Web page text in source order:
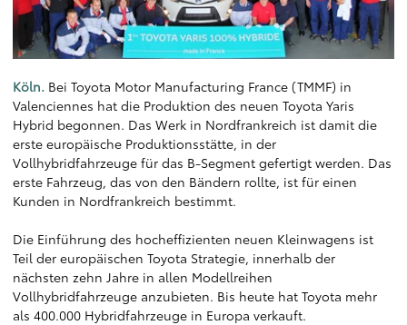
Köln. Bei Toyota Motor Manufacturing France (TMMF) in
Valenciennes hat die Produktion des neuen Toyota Yaris
Hybrid begonnen. Das Werk in Nordfrankreich ist damit die
erste europäische Produktionsstätte, in der
Vollhybridfahrzeuge für das B-Segment gefertigt werden. Das
erste Fahrzeug, das von den Bändern rollte, ist für einen
Kunden in Nordfrankreich bestimmt.
Die Einführung des hocheffizienten neuen Kleinwagens ist
Teil der europäischen Toyota Strategie, innerhalb der
nächsten zehn Jahre in allen Modellreihen
Vollhybridfahrzeuge anzubieten. Bis heute hat Toyota mehr
als 400.000 Hybridfahrzeuge in Europa verkauft.